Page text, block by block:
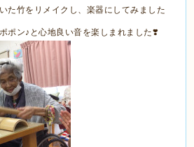
た竹をリメイクし、楽器にしてみました
ポン♪と心地良い音を楽しまれました❣️